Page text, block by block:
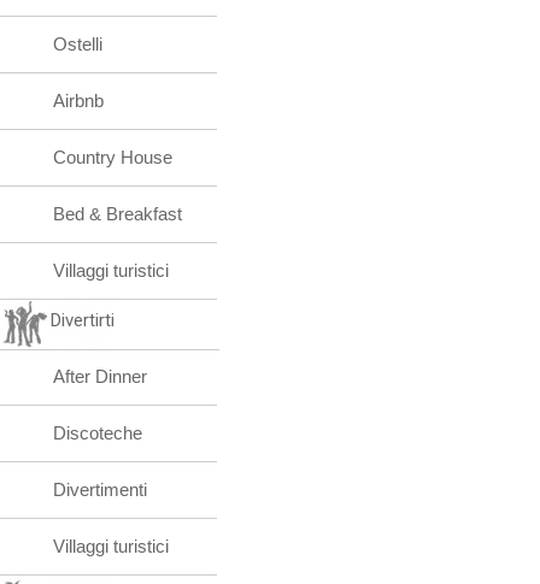
Ostelli
Airbnb
Country House
Bed & Breakfast
Villaggi turistici
Divertirti
After Dinner
Discoteche
Divertimenti
Villaggi turistici